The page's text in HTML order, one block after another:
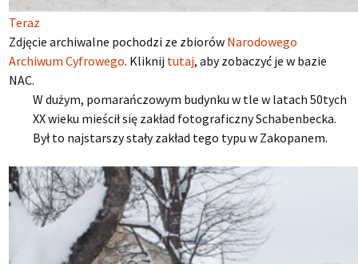
Teraz
Zdjęcie archiwalne pochodzi ze zbiorów Narodowego
Archiwum Cyfrowego. Kliknij tutaj, aby zobaczyć je w bazie
NAC.
W dużym, pomarańczowym budynku w tle w latach 50tych
XX wieku mieścił się zakład fotograficzny Schabenbecka.
Był to najstarszy stały zakład tego typu w Zakopanem.